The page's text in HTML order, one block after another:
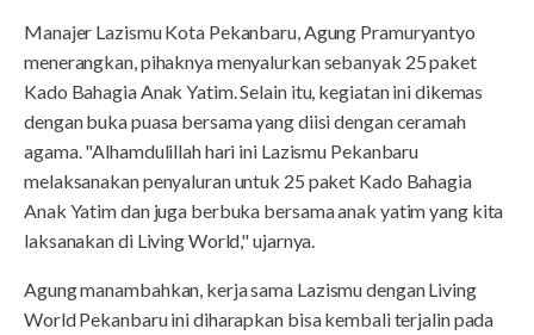
Manajer Lazismu Kota Pekanbaru, Agung Pramuryantyo
menerangkan, pihaknya menyalurkan sebanyak 25 paket
Kado Bahagia Anak Yatim. Selain itu, kegiatan ini dikemas
dengan buka puasa bersama yang diisi dengan ceramah
agama. "Alhamdulillah hari ini Lazismu Pekanbaru
melaksanakan penyaluran untuk 25 paket Kado Bahagia
Anak Yatim dan juga berbuka bersama anak yatim yang kita
laksanakan di Living World," ujarnya.
Agung manambahkan, kerja sama Lazismu dengan Living
World Pekanbaru ini diharapkan bisa kembali terjalin pada